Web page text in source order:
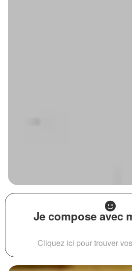
Je compose avec
Cliquez ici pour trouver